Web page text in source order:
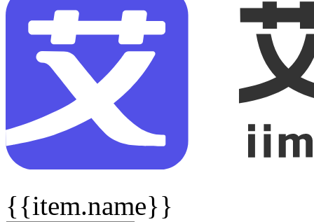
{{item.name}}